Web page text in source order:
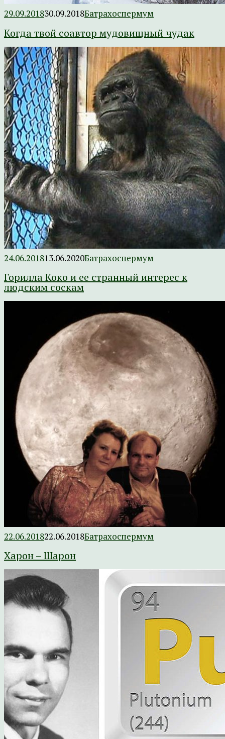
29.09.201830.09.2018Батрахоспермум
Когда твой соавтор мудовищный чудак
24.06.201813.06.2020Батрахоспермум
Горилла Коко и ее странный интерес к
людским соскам
22.06.201822.06.2018Батрахоспермум
Харон – Шарон